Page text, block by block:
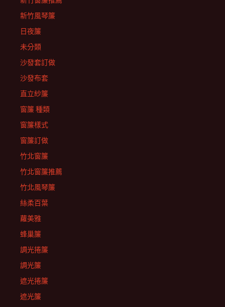
新竹風琴簾
日夜簾
未分類
沙發套訂做
沙發布套
直立紗簾
窗簾 種類
窗簾樣式
窗簾訂做
竹北窗簾
竹北窗簾推薦
竹北風琴簾
絲柔百葉
蘿美雅
蜂巢簾
調光捲簾
調光簾
遮光捲簾
遮光簾